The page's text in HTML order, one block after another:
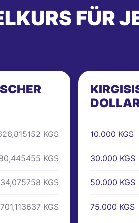
FÜR
KGS
KGS
KGS
KGS
10.000 KGS
30.000 KGS
50.000 KGS
75.000 KGS